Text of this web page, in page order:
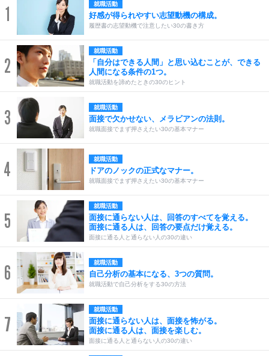
1 就職活動
好感が得られやすい志望動機の構成。
履歴書の志望動機で注意したい30の書き方
2
就職活動
「自分はできる人間」と思い込むことが、できる
人間になる条件の1つ。
就職活動を諦めたときの30のヒント
3 就職活動
面接で欠かせない、メラビアンの法則。
就職面接でまず押さえたい30の基本マナー
4 就職活動
ドアのノックの正式なマナー。
就職面接でまず押さえたい30の基本マナー
5
就職活動
面接に通らない人は、回答のすべてを覚える。
面接に通る人は、回答の要点だけ覚える。
面接に通る人と通らない人の30の違い
6 就職活動
自己分析の基本になる、3つの質問。
就職活動で自己分析をする30の方法
7
就職活動
面接に通らない人は、面接を怖がる。
面接に通る人は、面接を楽しむ。
面接に通る人と通らない人の30の違い